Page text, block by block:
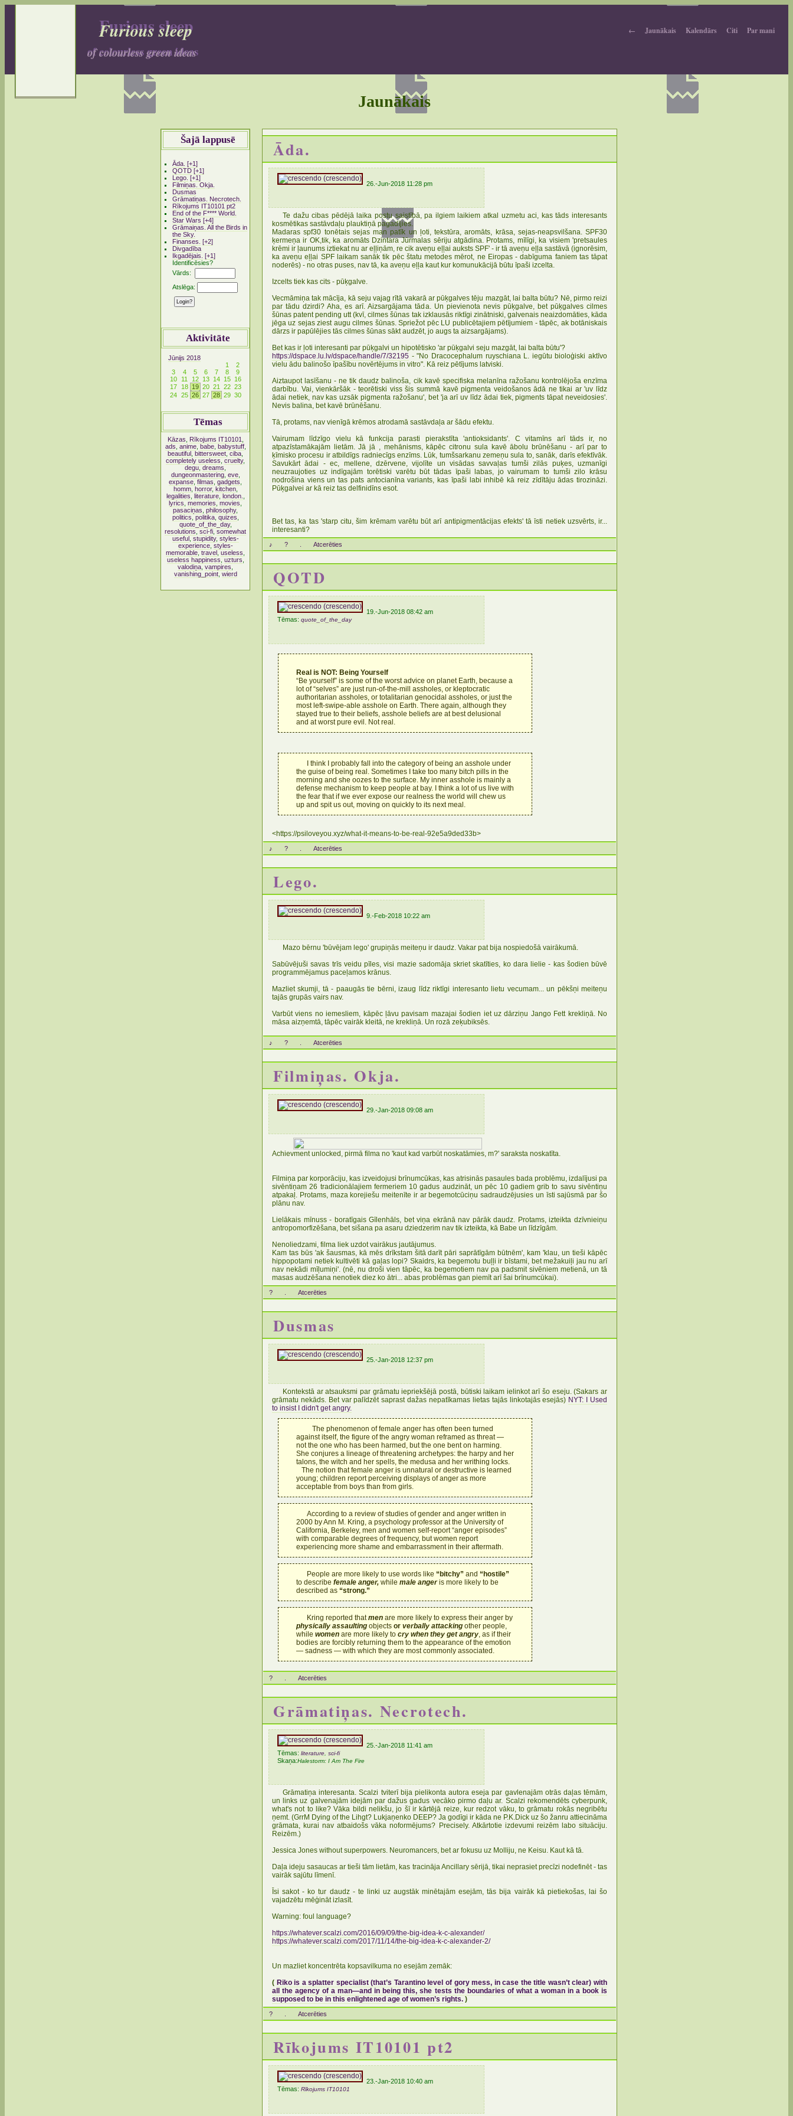
Furious sleep
Furious sleep
of colourless green ideas
of colourless green ideas
← Jaunākais Kalendārs Citi Par mani
Jaunākais
Šajā lappusē
Āda. [+1]
QOTD [+1]
Lego. [+1]
Filmiņas. Okja.
Dusmas
Grāmatiņas. Necrotech.
Rīkojums IT10101 pt2
End of the F**** World.
Star Wars [+4]
Grāmaiņas. All the Birds in
the Sky.
Finanses. [+2]
Divgadība
Ikgadējais. [+1]
Identificēsies?
Vārds:
Atslēga:
Aktivitāte
Jūnijs 2018
1
2
3
4 5 6 7 8
9
10
11 12 13 14 15
16
17
18 19 20 21 22 23
24 25 26 27 28 29 30
Tēmas
Kāzas Rīkojums IT10101
ads anime, babe, babystuff,
beautiful bittersweet ciba
completely useless cruelty,
degu dreams
dungeonmastering, eve,
expanse filmas gadgets
homm, horror, kitchen,
legalities literature, london.
lyrics memories movies
pasaciņas philosophy,
politics politika, quizes
quote_of_the_day,
resolutions sci-fi somewhat
useful, stupidity, styles-
experience, styles-
memorable travel useless
useless happiness uzturs
valodiņa vampires
vanishing_point, wierd
Āda.
26.-Jun-2018 11:28 pm
Te dažu cibas pēdējā laika postu saistībā, pa ilgiem laikiem atkal uzmetu aci, kas tāds interesants
kosmētikas sastāvdaļu plauktiņā pagadījies.
Madaras spf30 tonētais sejas man patīk un ļoti, tekstūra, aromāts, krāsa, sejas-neapsvilšana. SPF30
ķermeņa ir OK,tik, ka aromāts Dzintara Jūrmalas sēriju atgādina. Protams, mīlīgi, ka visiem 'pretsaules
krēmi ir ļaunums iztiekat nu ar eļļiņām, re cik aveņu eļļai auksts SPF' - ir tā aveņu eļļa sastāvā (ignorēsim,
ka aveņu eļļai SPF laikam sanāk tik pēc štatu metodes mērot, ne Eiropas - dabīguma faniem tas tāpat
noderēs) - no otras puses, nav tā, ka aveņu eļļa kaut kur komunukācijā būtu īpaši izcelta.
Izcelts tiek kas cits - pūķgalve.
Vecmāmiņa tak mācīja, kā seju vajag rītā vakarā ar pūķgalves tēju mazgāt, lai balta būtu? Nē, pirmo reizi
par tādu dzirdi? Aha, es arī. Aizsargājama tāda. Un pievienota nevis pūķgalve, bet pūķgalves cilmes
šūnas patent pending utt (kvī, cilmes šūnas tak izklausās riktīgi zinātniski, galvenais neaizdomāties, kāda
jēga uz sejas ziest augu cilmes šūnas. Spriežot pēc LU publicētajiem pētījumiem - tāpēc, ak botāniskais
dārzs ir papūlējies tās cilmes šūnas sākt audzēt, jo augs ta aizsargājams).
Bet kas ir ļoti interesanti par pūķgalvi un hipotētisko 'ar pūķgalvi seju mazgāt, lai balta būtu'?
https://dspace.lu.lv/dspace/handle/7/32195 - "No Dracocephalum ruyschiana L. iegūtu bioloģiski aktīvo
vielu ādu balinošo īpašību novērtējums in vitro". Kā reiz pētījums latviski.
Aiztaupot lasīšanu - ne tik daudz balinoša, cik kavē specifiska melanīna ražošanu kontrolējoša enzīma
darbību. Vai, vienkāršāk - teorētiski viss šis summā kavē pigmenta veidošanos ādā ne tikai ar 'uv līdz
ādai netiek, nav kas uzsāk pigmenta ražošanu', bet 'ja arī uv līdz ādai tiek, pigments tāpat neveidosies'.
Nevis balina, bet kavē brūnēšanu.
Tā, protams, nav vienīgā krēmos atrodamā sastāvdaļa ar šādu efektu.
Vairumam līdzīgo vielu kā funkcija parasti pierakstīta 'antioksidants'. C vitamīns arī tāds ir, no
atpazīstamākajām lietām. Jā jā , mehānisms, kāpēc citronu sula kavē ābolu brūnēšanu - arī par to
ķīmisko procesu ir atbildīgs radniecīgs enzīms. Lūk, tumšsarkanu zemeņu sula to, sanāk, darīs efektīvāk.
Savukārt ādai - ec, mellene, dzērvene, vijolīte un visādas savvaļas tumši zilās puķes, uzmanīgi
neuzraujoties uz indīgajām torētiski varētu būt tādas īpaši labas, jo vairumam to tumši zilo krāsu
nodrošina viens un tas pats antocianīna variants, kas īpaši labi inhibē kā reiz zīdītāju ādas tirozināzi.
Pūķgalvei ar kā reiz tas delfinidīns esot.
Bet tas, ka tas 'starp citu, šim krēmam varētu būt arī antipigmentācijas efekts' tā īsti netiek uzsvērts, ir...
interesanti?
♪ ? Atcerēties
QOTD
19.-Jun-2018 08:42 am
Tēmas: quote_of_the_day
Real is NOT: Being Yourself
“Be yourself” is some of the worst advice on planet Earth, because a
lot of “selves” are just run-of-the-mill assholes, or kleptocratic
authoritarian assholes, or totalitarian genocidal assholes, or just the
most left-swipe-able asshole on Earth. There again, although they
stayed true to their beliefs, asshole beliefs are at best delusional
and at worst pure evil. Not real.
I think I probably fall into the category of being an asshole under
the guise of being real. Sometimes I take too many bitch pills in the
morning and she oozes to the surface. My inner asshole is mainly a
defense mechanism to keep people at bay. I think a lot of us live with
the fear that if we ever expose our realness the world will chew us
up and spit us out, moving on quickly to its next meal.
<https://psiloveyou.xyz/what-it-means-to-be-real-92e5a9ded33b>
♪ ? Atcerēties
Lego.
9.-Feb-2018 10:22 am
Mazo bērnu 'būvējam lego' grupiņās meiteņu ir daudz. Vakar pat bija nospiedošā vairākumā.
Sabūvējuši savas trīs veidu pīles, visi mazie sadomāja skriet skatīties, ko dara lielie - kas šodien būvē
programmējamus paceļamos krānus.
Mazliet skumji, tā - paaugās tie bērni, izaug līdz riktīgi interesanto lietu vecumam... un pēkšņi meiteņu
tajās grupās vairs nav.
Varbūt viens no iemesliem, kāpēc ļāvu pavisam mazajai šodien iet uz dārziņu Jango Fett krekliņā. No
māsa aizņemtā, tāpēc vairāk kleitā, ne krekliņā. Un rozā zeķubiksēs.
♪ ? Atcerēties
Filmiņas. Okja.
29.-Jan-2018 09:08 am
Achievment unlocked, pirmā filma no 'kaut kad varbūt noskatāmies, m?' saraksta noskatīta.
Filmiņa par korporāciju, kas izveidojusi brīnumcūkas, kas atrisinās pasaules bada problēmu, izdalījusi pa
sivēntiņam 26 tradicionālajiem fermeriem 10 gadus audzināt, un pēc 10 gadiem grib to savu sivēntiņu
atpakaļ. Protams, maza korejiešu meitenīte ir ar begemotcūciņu sadraudzējusies un īsti sajūsmā par šo
plānu nav.
Lielākais mīnuss - boratīgais Gīlenhāls, bet viņa ekrānā nav pārāk daudz. Protams, izteikta dzīvnieiņu
antropomorfizēšana, bet sišana pa asaru dziedzerim nav tik izteikta, kā Babe un līdzīgām.
Nenoliedzami, filma liek uzdot vairākus jautājumus.
Kam tas būs 'ak šausmas, kā mēs drīkstam šitā darīt pāri saprātīgām būtnēm', kam 'klau, un tieši kāpēc
hippopotami netiek kultivēti kā gaļas lopi? Skaidrs, ka begemotu buļļi ir bīstami, bet mežakuiļi jau nu arī
nav nekādi mīļumiņi'. (nē, nu droši vien tāpēc, ka begemotiem nav pa padsmit sivēniem metienā, un tā
masas audzēšana nenotiek diez ko ātri... abas problēmas gan piemīt arī šai brīnumcūkai).
? Atcerēties
Dusmas
25.-Jan-2018 12:37 pm
Kontekstā ar atsauksmi par grāmatu iepriekšējā postā, būtiski laikam ielinkot arī šo eseju. (Sakars ar
grāmatu nekāds. Bet var palīdzēt saprast dažas nepatīkamas lietas tajās linkotajās esejās) NYT: I Used
to insist I didn't get angry.
The phenomenon of female anger has often been turned
against itself, the figure of the angry woman reframed as threat —
not the one who has been harmed, but the one bent on harming.
She conjures a lineage of threatening archetypes: the harpy and her
talons, the witch and her spells, the medusa and her writhing locks.
The notion that female anger is unnatural or destructive is learned
young; children report perceiving displays of anger as more
acceptable from boys than from girls.
According to a review of studies of gender and anger written in
2000 by Ann M. Kring, a psychology professor at the University of
California, Berkeley, men and women self-report “anger episodes”
with comparable degrees of frequency, but women report
experiencing more shame and embarrassment in their aftermath.
People are more likely to use words like “bitchy” and “hostile”
to describe female anger, while male angeris more likely to be
described as “strong.”
Kring reported thatmen are more likely to express their anger by
physically assaulting objects or verbally attacking other people,
while women are more likely to cry when they get angry, as if their
bodies are forcibly returning them to the appearance of the emotion
— sadness — with which they are most commonly associated.
? Atcerēties
Grāmatiņas. Necrotech.
25.-Jan-2018 11:41 am
Tēmas: literature sci-fi
Skaņa:Halestorm: I Am The Fire
Grāmatiņa interesanta. Scalzi tviterī bija pielikonta autora eseja par gavlenajām otrās daļas tēmām,
un links uz galvenajām idejām par dažus gadus vecāko pirmo daļu ar. Scalzi rekomendēts cyberpunk,
what's not to like? Vāka bildi nelikšu, jo šī ir kārtējā reize, kur redzot vāku, to grāmatu rokās negribētu
ņemt. (GrrM Dying of the Lihgt? Lukjaņenko DEEP? Ja godīgi ir kāda ne P.K.Dick uz šo žanru attiecināma
grāmata, kurai nav atbaidošs vāka noformējums? Precisely. Atkārtotie izdevumi reizēm labo situāciju.
Reizēm.)
Jessica Jones without superpowers. Neuromancers, bet ar fokusu uz Molliju, ne Keisu. Kaut kā tā.
Daļa ideju sasaucas ar tieši tām lietām, kas tracināja Ancillary sērijā, tikai neprasiet precīzi nodefinēt - tas
vairāk sajūtu līmenī.
Īsi sakot - ko tur daudz - te linki uz augstāk minētajām esejām, tās bija vairāk kā pietiekošas, lai šo
vajadzētu mēģināt izlasīt.
Warning: foul language?
https://whatever.scalzi.com/2016/09/09/the-big-idea-k-c-alexander/
https://whatever.scalzi.com/2017/11/14/the-big-idea-k-c-alexander-2/
Un mazliet koncentrēta kopsavilkuma no esejām zemāk:
( Riko is a splatter specialist (that’s Tarantino level of gory mess, in case the title wasn’t clear) with
all the agency of a man—and in being this, she tests the boundaries of what a woman in a book is
supposed to be in this enlightened age of women’s rights. )
? Atcerēties
Rīkojums IT10101 pt2
23.-Jan-2018 10:40 am
Tēmas: Rīkojums IT10101